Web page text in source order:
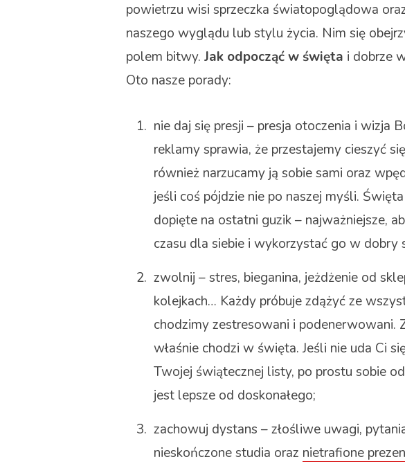
powietrzu wisi sprzeczka światopoglądowa
naszego wyglądu lub stylu życia. Nim się
polem bitwy. Jak odpocząć w święta i dobrze
Oto nasze porady:
nie daj się presji – presja otoczenia i wizja
reklamy sprawia, że przestajemy cieszyć
również narzucamy ją sobie sami oraz
jeśli coś pójdzie nie po naszej myśli.
dopięte na ostatni guzik – najważniejsze,
czasu dla siebie i wykorzystać go w dobry
zwolnij – stres, bieganina, jeżdżenie od
kolejkach… Każdy próbuje zdążyć ze
chodzimy zestresowani i podenerwowani.
właśnie chodzi w święta. Jeśli nie uda Ci
Twojej świątecznej listy, po prostu sobie
jest lepsze od doskonałego;
zachowuj dystans – złośliwe uwagi,
nieskończone studia oraz nietrafione